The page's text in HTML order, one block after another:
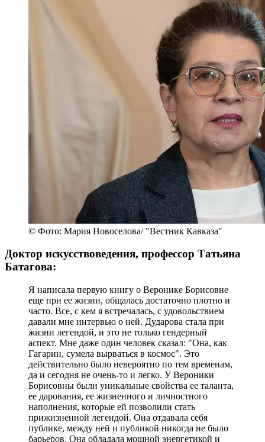
© Фото: Мария Новоселова/ "Вестник Кавказа"
Доктор искусствоведения, профессор Татьяна
Батагова:
Я написала первую книгу о Веронике Борисовне
еще при ее жизни, общалась достаточно плотно и
часто. Все, с кем я встречалась, с удовольствием
давали мне интервью о ней. Дударова стала при
жизни легендой, и это не только гендерный
аспект. Мне даже один человек сказал: "Она, как
Гагарин, сумела вырваться в космос". Это
действительно было невероятно по тем временам,
да и сегодня не очень-то и легко. У Вероники
Борисовны были уникальные свойства ее таланта,
ее дарования, ее жизненного и личностного
наполнения, которые ей позволили стать
прижизненной легендой. Она отдавала себя
публике, между ней и публикой никогда не было
барьеров. Она обладала мощной энергетикой и